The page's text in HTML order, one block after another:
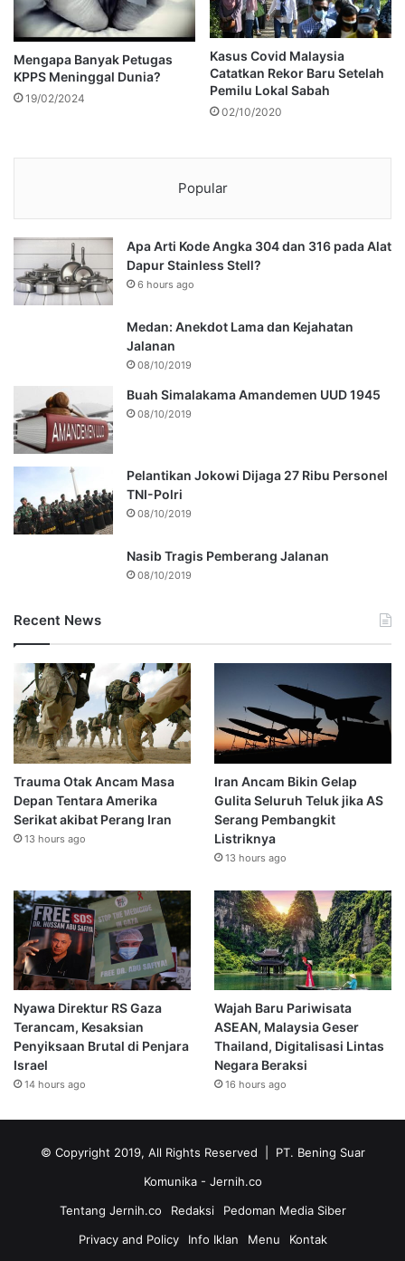
Mengapa Banyak Petugas
KPPS Meninggal Dunia?
19/02/2024
Kasus Covid Malaysia
Catatkan Rekor Baru Setelah
Pemilu Lokal Sabah
02/10/2020
Popular
Apa Arti Kode Angka 304 dan 316 pada Alat
Dapur Stainless Stell?
6 hours ago
Medan: Anekdot Lama dan Kejahatan
Jalanan
08/10/2019
Buah Simalakama Amandemen UUD 1945
08/10/2019
Pelantikan Jokowi Dijaga 27 Ribu Personel
TNI-Polri
08/10/2019
Nasib Tragis Pemberang Jalanan
08/10/2019
Recent News
Trauma Otak Ancam Masa
Depan Tentara Amerika
Serikat akibat Perang Iran
13 hours ago
Iran Ancam Bikin Gelap
Gulita Seluruh Teluk jika AS
Serang Pembangkit
Listriknya
13 hours ago
Nyawa Direktur RS Gaza
Terancam, Kesaksian
Penyiksaan Brutal di Penjara
Israel
14 hours ago
Wajah Baru Pariwisata
ASEAN, Malaysia Geser
Thailand, Digitalisasi Lintas
Negara Beraksi
16 hours ago
© Copyright 2019, All Rights Reserved | PT. Bening Suar
Komunika - Jernih.co
Tentang Jernih.co
Redaksi
Pedoman Media Siber
Privacy and Policy
Info Iklan Menu Kontak